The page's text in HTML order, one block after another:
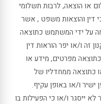
או הוצאה, לרבות תשלומי
דין והוצאות משפט , אשר
על ידי המשתמש כתוצאה
זה ו/או יפר הוראות דין
מפרטים, מידע או
כתוצאה ממחדליו של
ו/או באופן עקיף.
ייסגר ו/או כי הפעילות בו